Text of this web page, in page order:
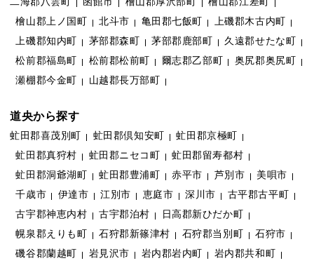
檜山郡上ノ国町
北斗市 亀田郡七飯町
上磯郡木古内町
上磯郡知内町
茅部郡森町 茅部郡鹿部町
久遠郡せたな町
松前郡福島町
松前郡松前町 爾志郡乙部町
奥尻郡奥尻町
瀬棚郡今金町
山越郡長万部町
道央から探す
虻田郡喜茂別町 虻田郡倶知安町
虻田郡京極町
虻田郡真狩村
虻田郡ニセコ町
虻田郡留寿都村
虻田郡洞爺湖町
虻田郡豊浦町 赤平市 芦別市
美唄市
千歳市
伊達市 江別市 恵庭市 深川市
古平郡古平町
古宇郡神恵内村
古宇郡泊村
日高郡新ひだか町
幌泉郡えりも町
石狩郡新篠津村 石狩郡当別町
石狩市
磯谷郡蘭越町
岩見沢市 岩内郡岩内町
岩内郡共和町